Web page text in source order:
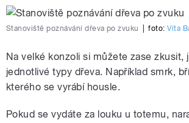
Stanoviště poznávání dřeva po zvuku foto:Víta
Na velké konzoli si můžete zase zkusit,
jednotlivé typy dřeva. Například smrk,
kterého se vyrábí housle.
Pokud se vydáte za louku u totemu,